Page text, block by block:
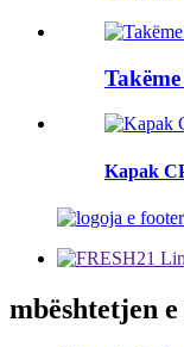
Kapak
mbështetjen